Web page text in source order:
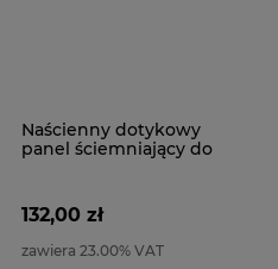
Naścienny dotykowy
panel ściemniający do
132,00 zł
zawiera 23.00% VAT